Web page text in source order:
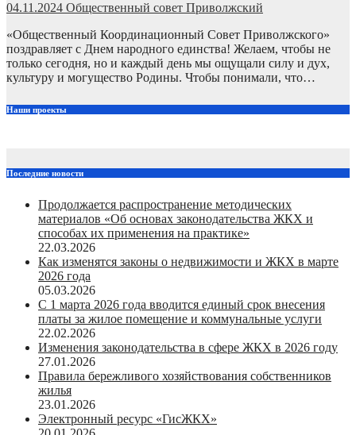
04.11.2024 Общественный совет Приволжский
«Общественный Координационный Совет Приволжского»
поздравляет с Днем народного единства! Желаем, чтобы не
только сегодня, но и каждый день мы ощущали силу и дух,
культуру и могущество Родины. Чтобы понимали, что…
Наши проекты
Последние новости
Продолжается распространение методических
материалов «Об основах законодательства ЖКХ и
способах их применения на практике»
22.03.2026
Как изменятся законы о недвижимости и ЖКХ в марте
2026 года
05.03.2026
С 1 марта 2026 года вводится единый срок внесения
платы за жилое помещение и коммунальные услуги
22.02.2026
Изменения законодательства в сфере ЖКХ в 2026 году
27.01.2026
Правила бережливого хозяйствования собственников
жилья
23.01.2026
Электронный ресурс «ГисЖКХ»